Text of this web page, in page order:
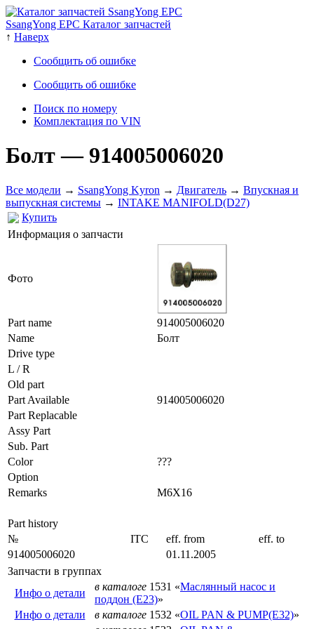
SsangYong EPC Каталог запчастей
↑ Наверх
Сообщить об ошибке
Сообщить об ошибке
Поиск по номеру
Комплектация по VIN
Болт— 914005006020
Все модели → SsangYong Kyron → Двигатель → Впускная и
выпускная системы → INTAKE MANIFOLD(D27)
Купить
Информация о запчасти
Фото
Part name
914005006020
Name
Болт
Drive type
L / R
Old part
Part Available
914005006020
Part Replacable
Assy Part
Sub. Part
Color
???
Option
Remarks
M6X16
Part history
№
ITC eff. from
eff. to
914005006020
01.11.2005
Запчасти в группах
Инфо о детали
в каталоге 1531 «Маслянный насос и
поддон (E23)»
Инфо о детали
в каталоге 1532 «OIL PAN & PUMP(E32)»